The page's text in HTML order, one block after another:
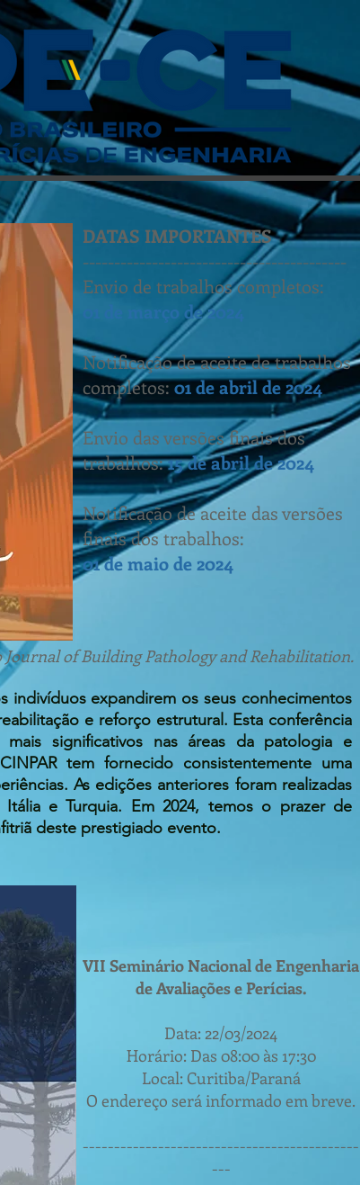
DATAS IMPORTANTES
------------------------------------------
Envio de trabalhos completos:
01 de março de 2024
Notificação de aceite de trabalhos
completos:01 de abril de 2024
Envio das versões finais dos
trabalhos:15 de abril de 2024
Notificação de aceite das versões
finais dos trabalhos:
01 de maio de 2024
Journal of Building Pathology and Rehabilitation.
indivíduos expandirem os seus conhecimentos
e reforço estrutural. Esta conferência
significativos nas áreas da patologia e
tem fornecido consistentemente uma
As edições anteriores foram realizadas
e Turquia. Em 2024, temos o prazer de
deste prestigiado evento.
VII Seminário Nacional de Engenharia
de Avaliações e Perícias.
Data: 22/03/2024
Horário: Das 08:00 às 17:30
Local: Curitiba/Paraná
O endereço será informado em breve.
--------------------------------------------
---